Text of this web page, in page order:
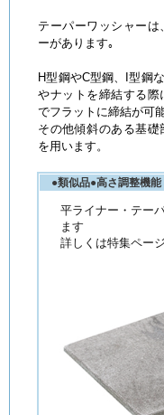
テーパーワッシャー
ーがあります｡
H型鋼やC型鋼、I型鋼
やナットを締結する際
でフラットに締結が可
その他傾斜のある基
を用います。
●類似品●高さ調整機能
平ライナー・テー
ます
詳しくは特集ペー